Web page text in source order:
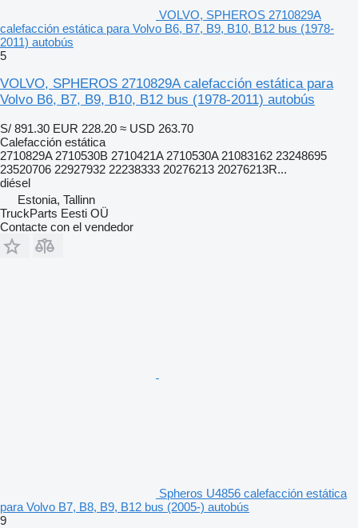
VOLVO, SPHEROS 2710829A
calefacción estática para Volvo B6, B7, B9, B10, B12 bus (1978-
2011) autobús
5
VOLVO, SPHEROS 2710829A calefacción estática para
Volvo B6, B7, B9, B10, B12 bus (1978-2011) autobús
S/ 891.30 EUR 228.20 ≈ USD 263.70
Calefacción estática
2710829A 2710530B 2710421A 2710530A 21083162 23248695
23520706 22927932 22238333 20276213 20276213R...
diésel
Estonia, Tallinn
TruckParts Eesti OÜ
Contacte con el vendedor
Spheros U4856 calefacción estática
para Volvo B7, B8, B9, B12 bus (2005-) autobús
9